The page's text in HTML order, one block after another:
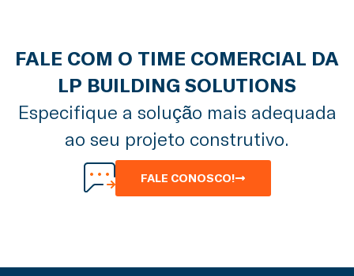
FALE COM O TIME COMERCIAL DA
LP BUILDING SOLUTIONS
Especifique a solução mais adequada
ao seu projeto construtivo.
FALE CONOSCO!